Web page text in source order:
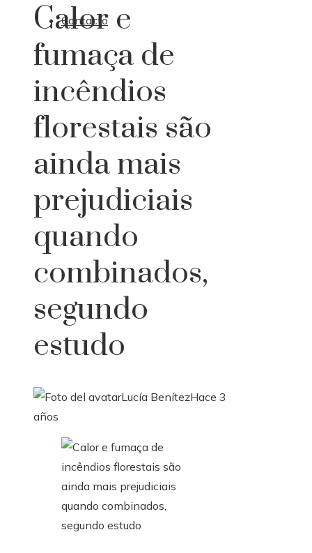
Contacto
Calor e
fumaça de
incêndios
florestais são
ainda mais
prejudiciais
quando
combinados,
segundo
estudo
Lucía BenítezHace 3
años